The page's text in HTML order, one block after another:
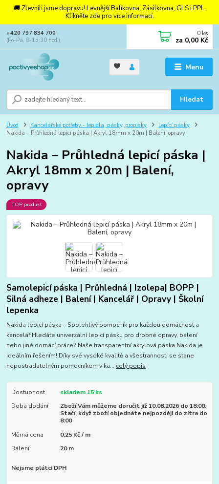
🚚 Zlevnili jsme dopravu! Levnější Balíkovna, Zásilkovna, GLS i PPL.
Klikněte zde pro více informací.
Menu
Hledat
+420 797 834 700
(Po-Pá, 8-15:30 hod.)
0 ks
za 0,00 Kč
Úvod Kancelářské potřeby - lepidla, pásky, propisky
Lepící pásky
Nakida – Průhledná lepicí páska | Akryl 18mm x 20m | Balení, opravy
Nakida – Průhledná lepicí páska |
Akryl 18mm x 20m | Balení,
opravy
TOP produkt
Samolepicí páska | Průhledná | Izolepa| BOPP |
Silná adheze | Balení | Kancelář | Opravy | Školní
lepenka
Nakida lepicí páska – Spolehlivý pomocník pro každou domácnost a
kancelář Hledáte univerzální lepicí pásku pro drobné opravy, balení
nebo jiné domácí práce? Naše transparentní akrylová páska Nakida je
ideálním řešením! Díky své vysoké kvalitě a všestrannosti se stane
nepostradatelným pomocníkem v ka... celý popis
Dostupnost
skladem 15 ks
Doba dodání
Zboží Vám můžeme doručit již 10.08.2026 do 18:00.
Stačí, když zboží objednáte nejpozději do zítra do
8:00
Měrná cena
0,25 Kč / m
Balení
20 m
Nejsme plátci DPH